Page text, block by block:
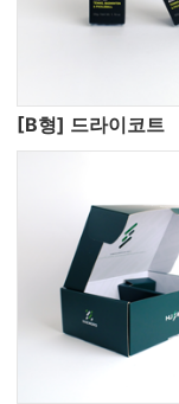
[B형] 드라이코트